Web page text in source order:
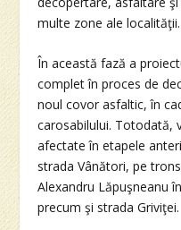
multe zone ale localităţii.
În această fază a
complet în proces de
noul covor asfaltic, în
carosabilului. Totodată,
afectate în etapele
strada Vânători, pe
Alexandru Lăpuşneanu
precum şi strada Griviţei.